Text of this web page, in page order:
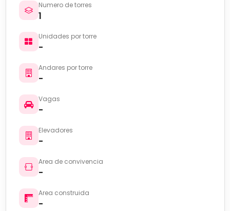
Numero de torres
1
Unidades por torre
-
Andares por torre
-
Vagas
-
Elevadores
-
Area de convivencia
-
Area construida
-